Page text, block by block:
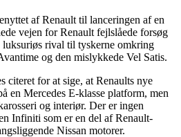
af Renault til lanceringen af en
vejen for Renault fejlslåede forsøg
rival til tyskerne omkring
og den mislykkede Vel Satis.
citeret for at sige, at Renaults nye
en Mercedes E-klasse platform, men
og interiør. Der er ingen
Infiniti som er en del af Renault-
Nissan motorer.